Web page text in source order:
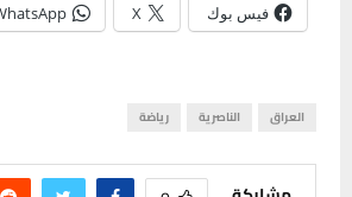
فيس بوك X
العراق الناصرية رياضة